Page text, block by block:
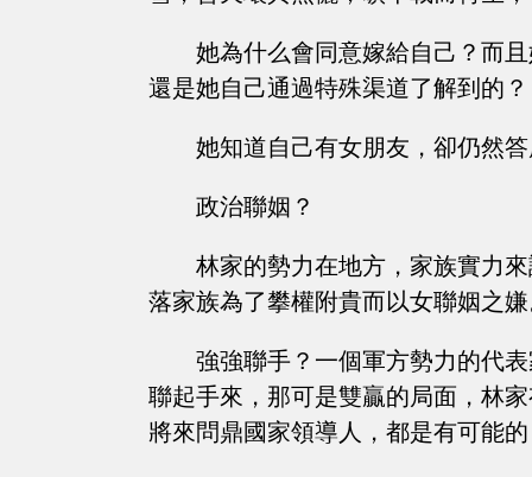
她為什么會同意嫁給自己？而
還是她自己通過特殊渠道了解到的？
她知道自己有女朋友，卻仍然
政治聯姻？
林家的勢力在地方，家族實力
落家族為了攀權附貴而以女聯姻之
強強聯手？一個軍方勢力的代
聯起手來，那可是雙贏的局面，林
將來問鼎國家領導人，都是有可能